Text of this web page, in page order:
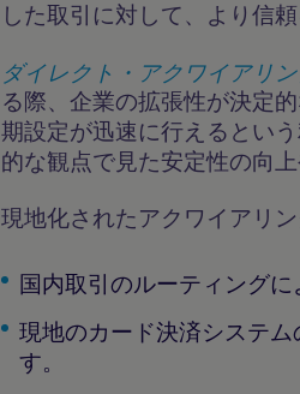
した取引に対して、より信
ダイレクト・アクワイアリ
る際、企業の拡張性が決定
期設定が迅速に行えるとい
的な観点で見た安定性の向
現地化されたアクワイアリ
国内取引のルーティングに
現地のカード決済システ
す。